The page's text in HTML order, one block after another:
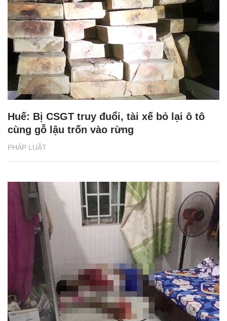
PHÁP LUẬT
Huế: Bị CSGT truy đuổi, tài xế bỏ lại ô tô
cùng gỗ lậu trốn vào rừng